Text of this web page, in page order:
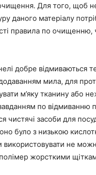
Для того, щоб
даного матеріалу
правила по очищенню,
добре відмиваються
мила, для
м’яку тканину або
по відмиванню
чистячі засоби для
було з низькою
використовувати не
жорсткими